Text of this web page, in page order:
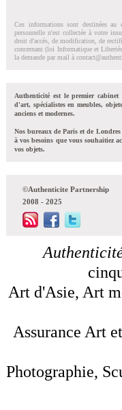
Ces informations sont destinées au
personnelle n'est collectée à votre
droit d'accés, de modification, de
concernant (loi Informatique et
la demande par mail à
Authenticité est le premier cabinet
d'art, spécialistes en meubles,
anciens et modernes.
Nos bureaux de Paris et de
à vos besoins que vous souhaitiez
vos objets.
©Authenticite Partnership
2008 - 2025
Art d'Asie, Art
Assurance Art
Photographie,